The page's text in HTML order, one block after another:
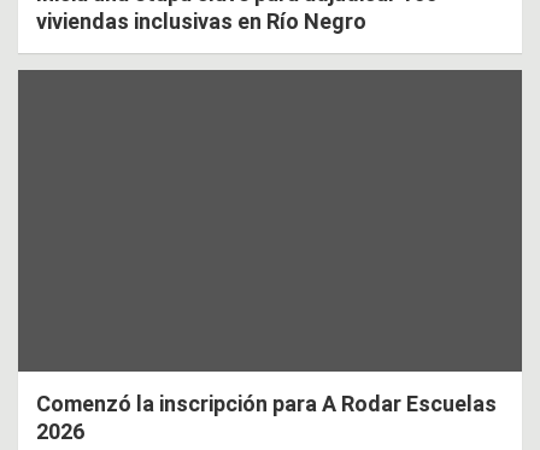
viviendas inclusivas en Río Negro
Comenzó la inscripción para A Rodar Escuelas
2026